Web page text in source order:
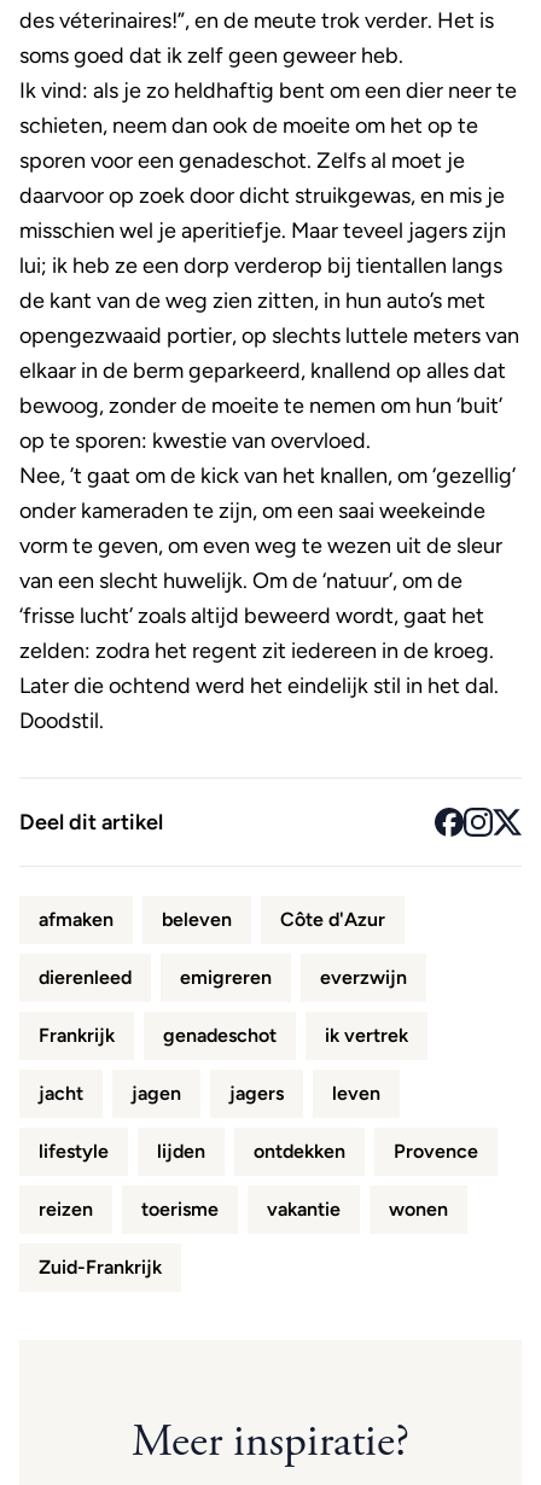
des véterinaires!”, en de meute trok verder. Het is
soms goed dat ik zelf geen geweer heb.
Ik vind: als je zo heldhaftig bent om een dier neer te
schieten, neem dan ook de moeite om het op te
sporen voor een genadeschot. Zelfs al moet je
daarvoor op zoek door dicht struikgewas, en mis je
misschien wel je aperitiefje. Maar teveel jagers zijn
lui; ik heb ze een dorp verderop bij tientallen langs
de kant van de weg zien zitten, in hun auto’s met
opengezwaaid portier, op slechts luttele meters van
elkaar in de berm geparkeerd, knallend op alles dat
bewoog, zonder de moeite te nemen om hun ‘buit’
op te sporen: kwestie van overvloed.
Nee, ’t gaat om de kick van het knallen, om ‘gezellig’
onder kameraden te zijn, om een saai weekeinde
vorm te geven, om even weg te wezen uit de sleur
van een slecht huwelijk. Om de ‘natuur’, om de
‘frisse lucht’ zoals altijd beweerd wordt, gaat het
zelden: zodra het regent zit iedereen in de kroeg.
Later die ochtend werd het eindelijk stil in het dal.
Doodstil.
Deel dit artikel
afmaken beleven Côte d'Azur
dierenleed emigreren everzwijn
Frankrijk genadeschot ik vertrek
jacht jagen jagers leven
lifestyle lijden ontdekken Provence
reizen toerisme vakantie wonen
Zuid-Frankrijk
Meer inspiratie?